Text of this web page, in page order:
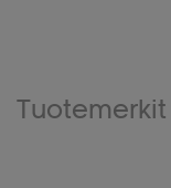
Tuotemerkit